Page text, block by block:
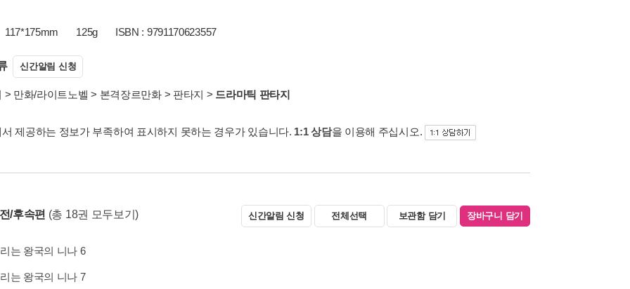
117*175mm 125g ISBN : 9791170623557
신간알림 신청
> 만화/라이트노벨 > 본격장르만화> 판타지 > 드라마틱 판타지
제공하는 정보가 부족하여 표시하지 못하는 경우가 있습니다. 1:1 상담을 이용해 주십시오.
/후속편 (총 18권 모두보기) 신간알림 신청 전체선택 보관함 담기 장바구니 담기
는 왕국의 니나 6
는 왕국의 니나 7